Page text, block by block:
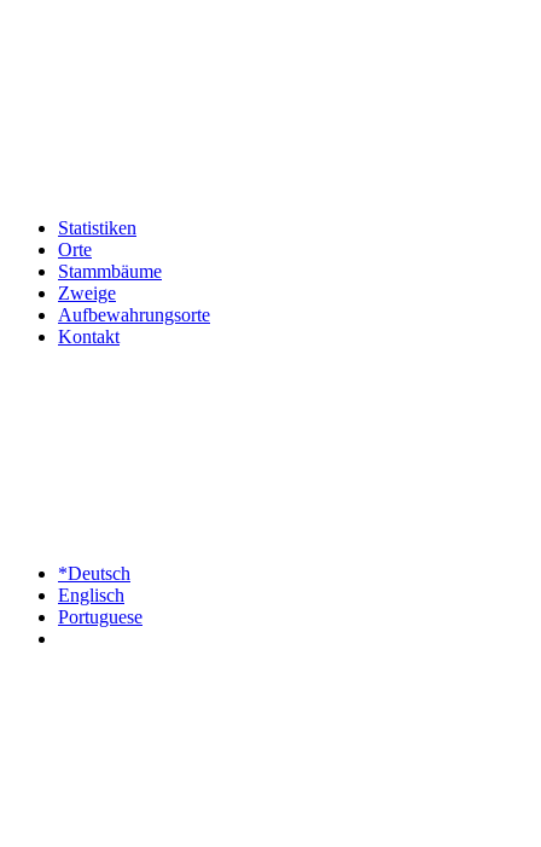
Statistiken
Orte
Stammbäume
Zweige
Aufbewahrungsorte
Kontakt
*Deutsch
Englisch
Portuguese